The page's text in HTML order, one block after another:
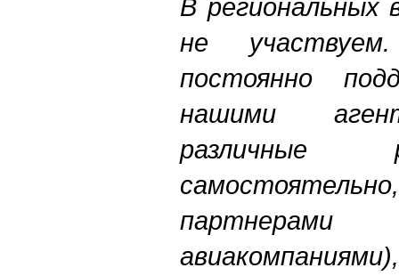
В
не
постоянно
нашими
различные